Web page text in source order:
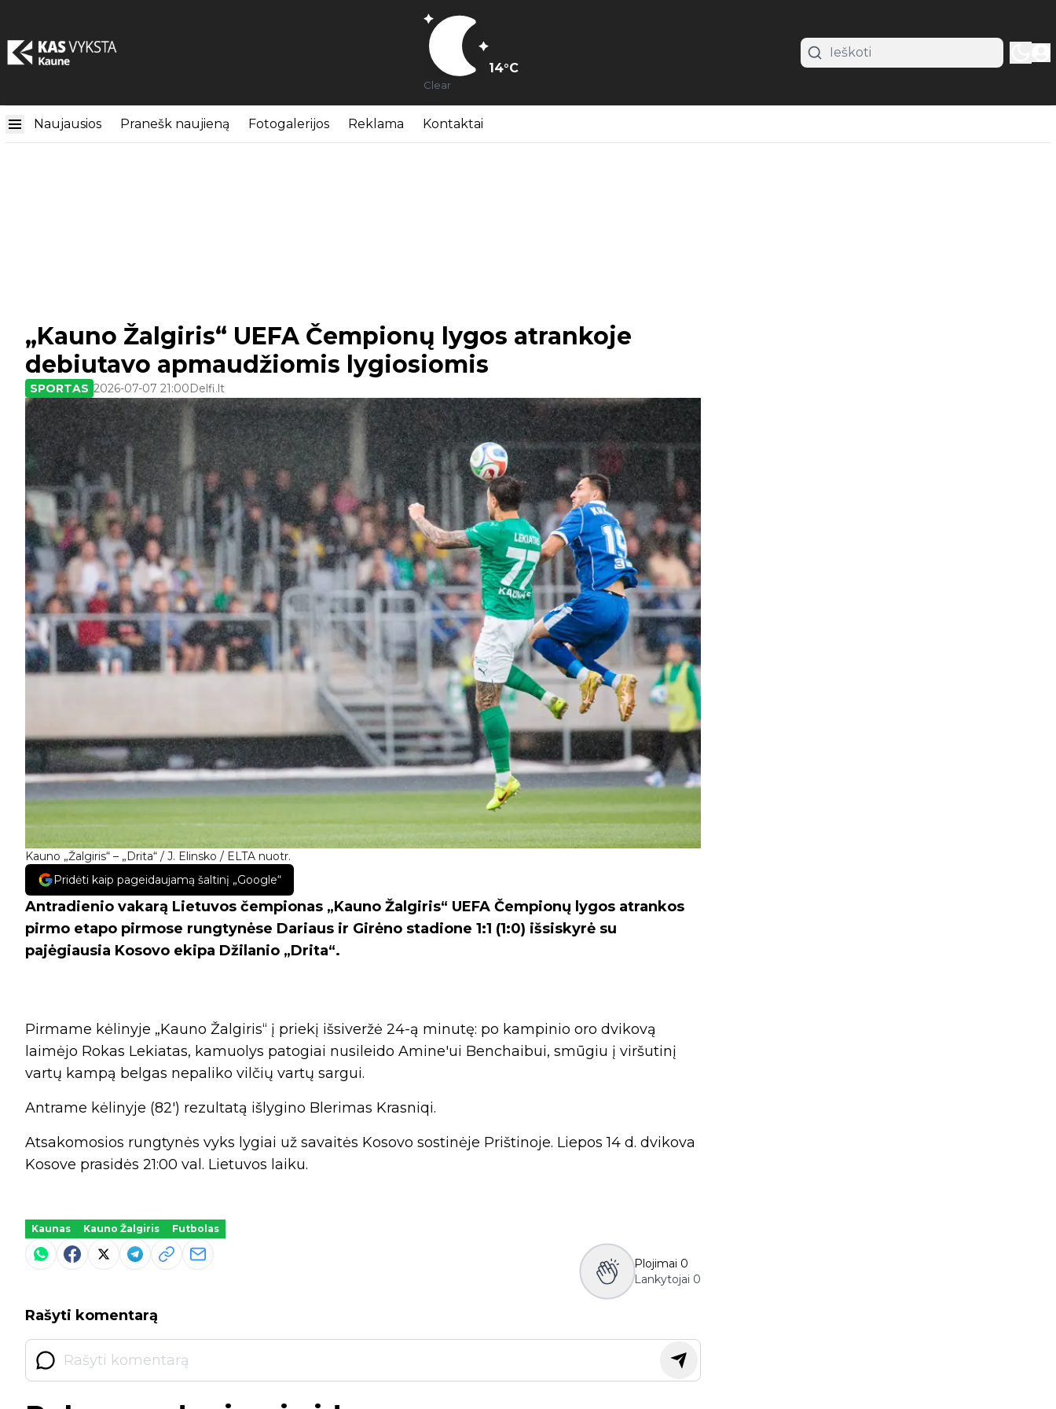
14°C
Clear
Naujausios Pranešk naujieną Fotogalerijos Reklama Kontaktai
Kauno „Žalgiris“ – „Drita“ / J. Elinsko / ELTA nuotr.
„Kauno Žalgiris“ UEFA Čempionų lygos atrankoje
debiutavo apmaudžiomis lygiosiomis
SPORTAS 2026-07-07 21:00Delfi.lt
Pridėti kaip pageidaujamą šaltinį „Google“
Antradienio vakarą Lietuvos čempionas „Kauno Žalgiris“ UEFA Čempionų lygos atrankos
pirmo etapo pirmose rungtynėse Dariaus ir Girėno stadione 1:1 (1:0) išsiskyrė su
pajėgiausia Kosovo ekipa Džilanio „Drita“.
Pirmame kėlinyje „Kauno Žalgiris“ į priekį išsiveržė 24-ą minutę: po kampinio oro dvikovą
laimėjo Rokas Lekiatas, kamuolys patogiai nusileido Amine'ui Benchaibui, smūgiu į viršutinį
vartų kampą belgas nepaliko vilčių vartų sargui.
Antrame kėlinyje (82') rezultatą išlygino Blerimas Krasniqi.
Atsakomosios rungtynės vyks lygiai už savaitės Kosovo sostinėje Prištinoje. Liepos 14 d. dvikova
Kosove prasidės 21:00 val. Lietuvos laiku.
Kaunas Kauno Žalgiris Futbolas
Plojimai 0
Lankytojai 0
Rašyti komentarą